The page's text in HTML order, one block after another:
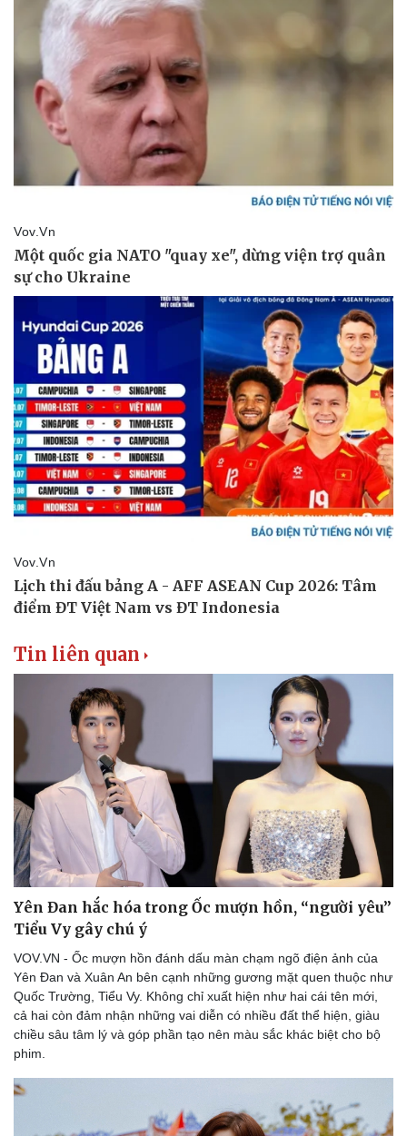
Doanh nghiệp
Thông tin doanh nghiệp
Doanh nghiệp 24h
Doanh nhân
Vì cộng đồng
Công nghệ
Tin liên quan
Yên Đan hắc hóa trong Ốc mượn hồn, “người yêu”
Tiểu Vy gây chú ý
VOV.VN - Ốc mượn hồn đánh dấu màn chạm ngõ điện ảnh của
Yên Đan và Xuân An bên cạnh những gương mặt quen thuộc như
Quốc Trường, Tiểu Vy. Không chỉ xuất hiện như hai cái tên mới,
cả hai còn đảm nhận những vai diễn có nhiều đất thể hiện, giàu
chiều sâu tâm lý và góp phần tạo nên màu sắc khác biệt cho bộ
phim.